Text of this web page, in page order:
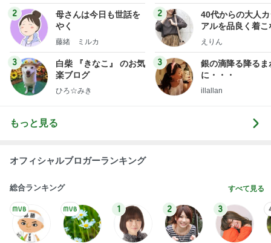
2
母さんは今日も世話を
やく
藤緒 ミルカ
3
白柴 『きなこ』 のお気
楽ブログ
ひろ☆みき
2
40代からの大人
アルを品良く着こ
ファッションブロ
えりん
3
銀の滴降る降るま
に・・・
illallan
もっと見る
オフィシャルブロガーランキング
総合ランキング すべて見る
1 2 3